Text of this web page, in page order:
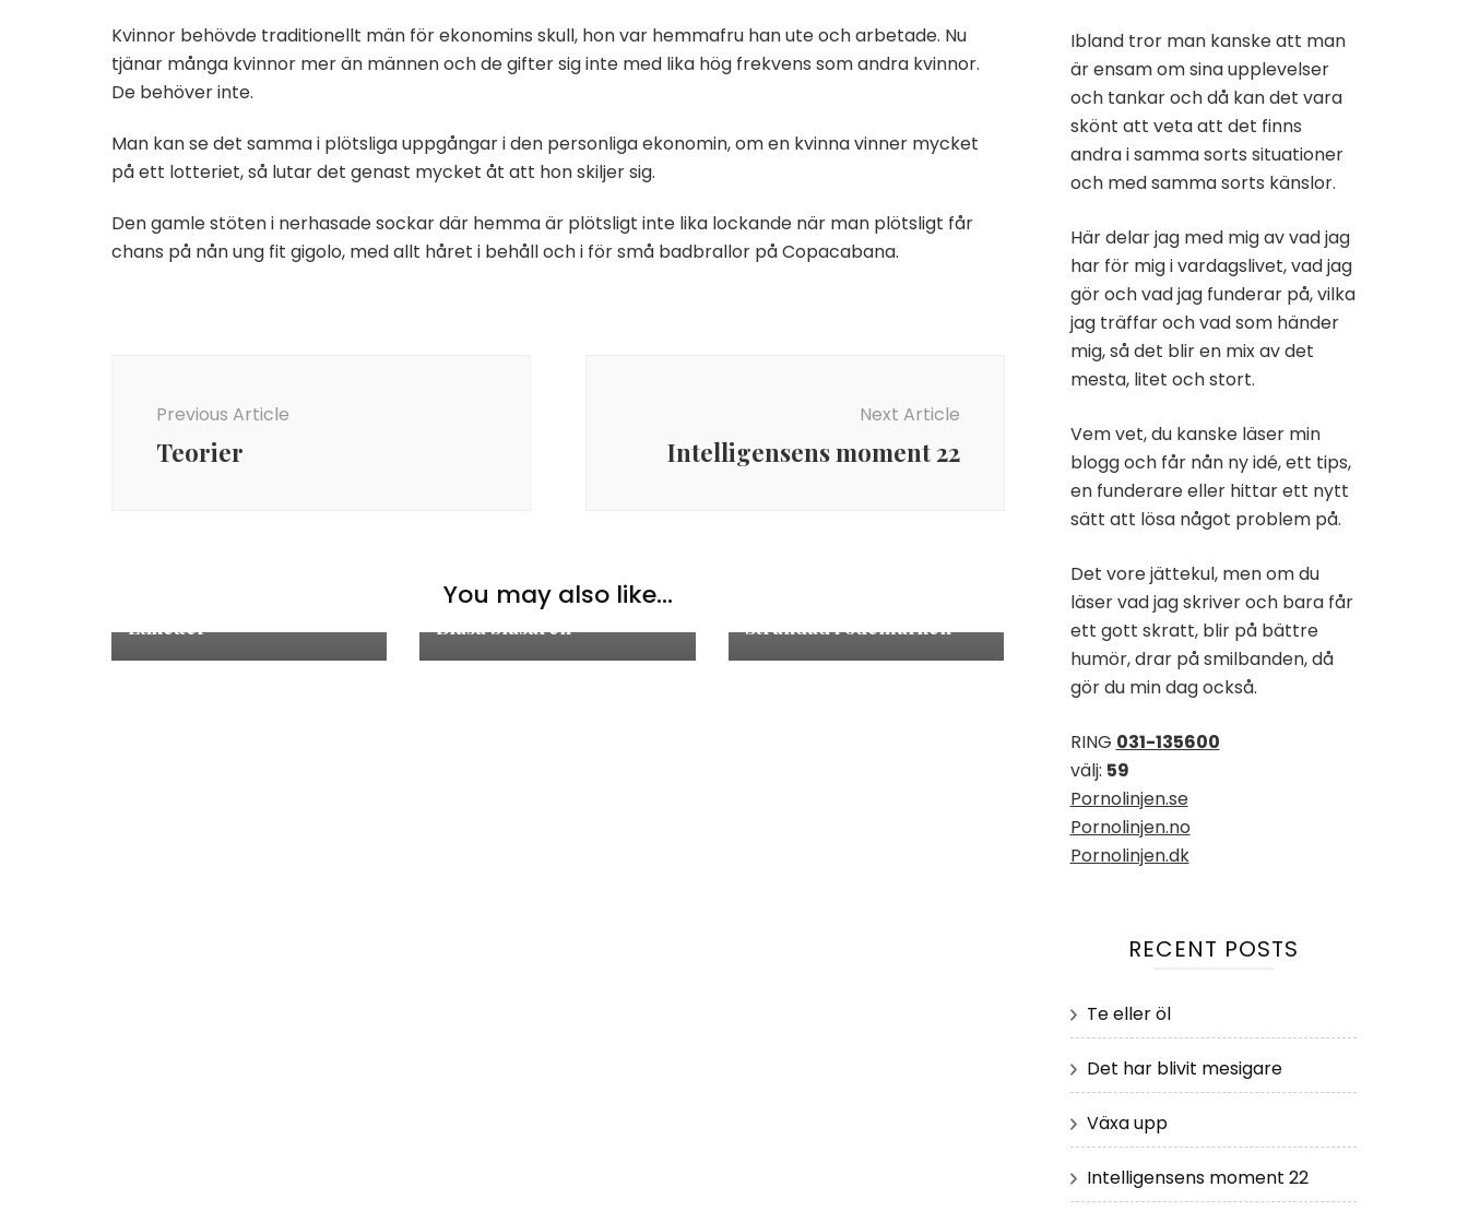
Kvinnor behövde traditionellt män för ekonomins skull, hon var hemmafru han ute och arbetade. Nu
tjänar många kvinnor mer än männen och de gifter sig inte med lika hög frekvens som andra kvinnor.
De behöver inte.
Man kan se det samma i plötsliga uppgångar i den personliga ekonomin, om en kvinna vinner mycket
på ett lotteriet, så lutar det genast mycket åt att hon skiljer sig.
Den gamle stöten i nerhasade sockar där hemma är plötsligt inte lika lockande när man plötsligt får
chans på nån ung fit gigolo, med allt håret i behåll och i för små badbrallor på Copacabana.
Previous Article
Teorier
Next Article
Intelligensens moment 22
You may also like...
Etiketter
Blog
Blåsa blåsaren Strandad i ödemarken
Ibland tror man kanske att man
är ensam om sina upplevelser
och tankar och då kan det vara
skönt att veta att det finns
andra i samma sorts situationer
och med samma sorts känslor.
Här delar jag med mig av vad jag
har för mig i vardagslivet, vad jag
gör och vad jag funderar på, vilka
jag träffar och vad som händer
mig, så det blir en mix av det
mesta, litet och stort.
Vem vet, du kanske läser min
blogg och får nån ny idé, ett tips,
en funderare eller hittar ett nytt
sätt att lösa något problem på.
Det vore jättekul, men om du
läser vad jag skriver och bara får
ett gott skratt, blir på bättre
humör, drar på smilbanden, då
gör du min dag också.
RING 031-135600
välj: 59
Pornolinjen.se
Pornolinjen.no
Pornolinjen.dk
RECENT POSTS
Te eller öl
Det har blivit mesigare
Växa upp
Intelligensens moment 22